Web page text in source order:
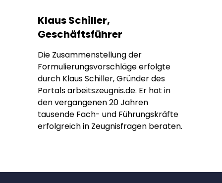
Klaus Schiller,
Geschäftsführer
Die Zusammenstellung der
Formulierungsvorschläge erfolgte
durch Klaus Schiller, Gründer des
Portals arbeitszeugnis.de. Er hat in
den vergangenen 20 Jahren
tausende Fach- und Führungskräfte
erfolgreich in Zeugnisfragen beraten.